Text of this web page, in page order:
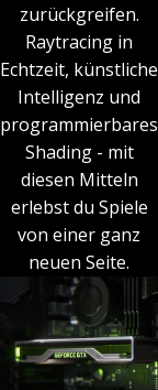
zurückgreifen.
Raytracing in
Echtzeit, künstliche
Intelligenz und
programmierbares
Shading - mit
diesen Mitteln
erlebst du Spiele
von einer ganz
neuen Seite.